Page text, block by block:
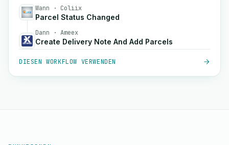
Wann · Coliix
Parcel Status Changed
Dann · Ameex
Create Delivery Note And Add Parcels
DIESEN WORKFLOW VERWENDEN